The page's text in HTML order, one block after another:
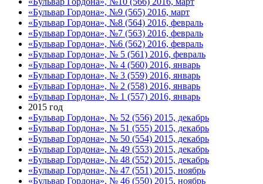
«Бульвар Гордона», №9 (565) 2016, март
«Бульвар Гордона», №8 (564) 2016, февраль
«Бульвар Гордона», №7 (563) 2016, февраль
«Бульвар Гордона», №6 (562) 2016, февраль
«Бульвар Гордона», № 5 (561) 2016, февраль
«Бульвар Гордона», № 4 (560) 2016, январь
«Бульвар Гордона», № 3 (559) 2016, январь
«Бульвар Гордона», № 2 (558) 2016, январь
«Бульвар Гордона», № 1 (557) 2016, январь
2015 год
«Бульвар Гордона», № 52 (556) 2015, декабрь
«Бульвар Гордона», № 51 (555) 2015, декабрь
«Бульвар Гордона», № 50 (554) 2015, декабрь
«Бульвар Гордона», № 49 (553) 2015, декабрь
«Бульвар Гордона», № 48 (552) 2015, декабрь
«Бульвар Гордона», № 47 (551) 2015, ноябрь
«Бульвар Гордона», № 46 (550) 2015, ноябрь